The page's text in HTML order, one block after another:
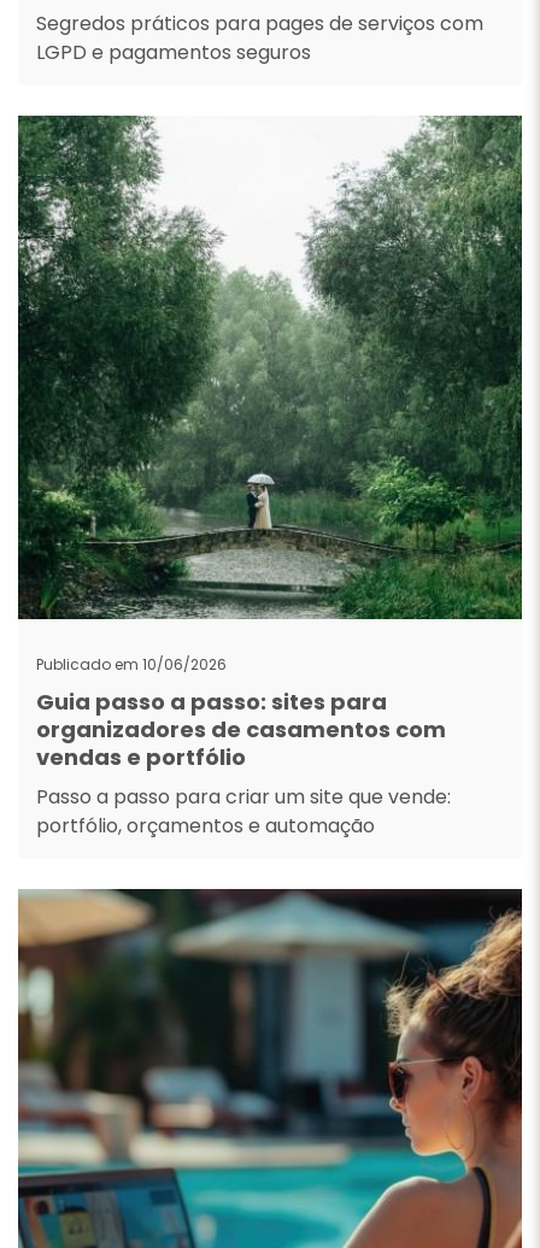
Segredos práticos para pages de serviços com
LGPD e pagamentos seguros
Publicado em 10/06/2026
Guia passo a passo: sites para
organizadores de casamentos com
vendas e portfólio
Passo a passo para criar um site que vende:
portfólio, orçamentos e automação